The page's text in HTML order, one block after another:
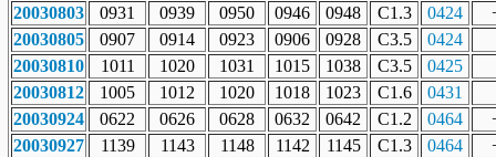
20030803
0931 0939 0950 0946 0948 C1.3 0424
20030805
0907 0914 0923 0906 0928 C3.5
0424
20030810
1011 1020 1031 1015 1038 C3.5
0425
20030812
1005 1012 1020 1018 1023 C1.6
0431
20030924
0622 0626 0628 0632 0642 C1.2 0464
20030927
1139 1143 1148 1142 1145 C1.3 0464